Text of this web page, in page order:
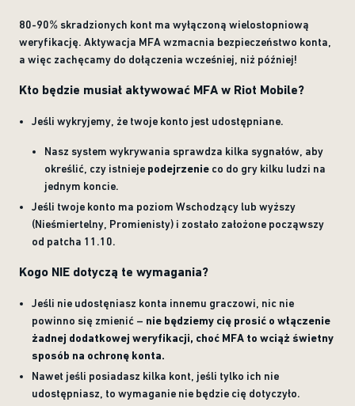
80-90% skradzionych kont ma wyłączoną wielostopniową
weryfikację. Aktywacja MFA wzmacnia bezpieczeństwo konta,
a więc zachęcamy do dołączenia wcześniej, niż później!
Kto będzie musiał aktywować MFA w Riot Mobile?
Jeśli wykryjemy, że twoje konto jest udostępniane.
Nasz system wykrywania sprawdza kilka sygnałów, aby
określić, czy istnieje podejrzenie co do gry kilku ludzi na
jednym koncie.
Jeśli twoje konto ma poziom Wschodzący lub wyższy
(Nieśmiertelny, Promienisty) i zostało założone począwszy
od patcha 11.10.
Kogo NIE dotyczą te wymagania?
Jeśli nie udostęniasz konta innemu graczowi, nic nie
powinno się zmienić – nie będziemy cię prosić o włączenie
żadnej dodatkowej weryfikacji, choć MFA to wciąż świetny
sposób na ochronę konta.
Nawet jeśli posiadasz kilka kont, jeśli tylko ich nie
udostępniasz, to wymaganie nie będzie cię dotyczyło.